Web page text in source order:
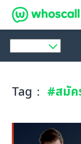
Tag： #สมัค